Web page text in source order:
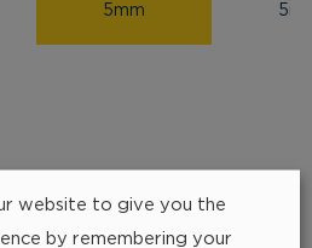
5mm
website to give you the
by remembering your